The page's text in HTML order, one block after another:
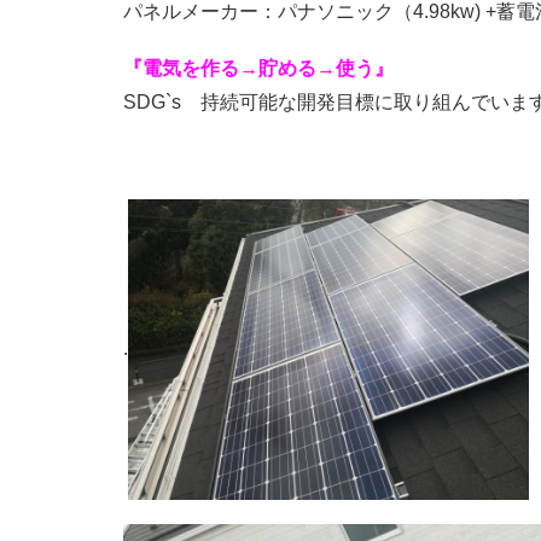
パネルメーカー：パナソニック（4.98kw) +蓄電
『電気を作る→貯める→使う』
SDG`s 持続可能な開発目標に取り組んでいま
.